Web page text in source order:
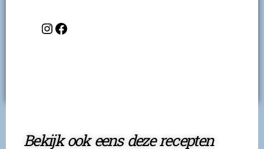
Bekijk ook eens deze recepten